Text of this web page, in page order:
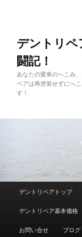
デントリ
闘記！
あなたの愛車のへこみ
ペアは再塗装せずにへ
す！
デントリペアトップ
デントリペア基本価格
お問い合せ ブログ